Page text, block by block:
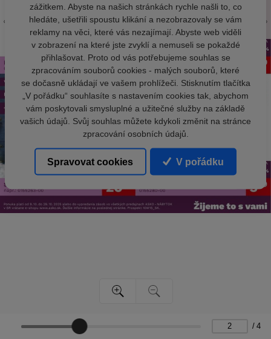
/ 4
zážitkem. Abyste na našich stránkách rychle našli to, co
hledáte, ušetřili spoustu klikání a nezobrazovaly se vám
reklamy na věci, které vás nezajímají. Abyste web viděli
v zobrazení na které jste zvyklí a nemuseli se pokaždé
přihlašovat. Proto od vás potřebujeme souhlas se
zpracováním souborů cookies - malých souborů, které
se dočasně ukládají ve vašem prohlížeči. Stisknutím tlačítka
„V pořádku“ souhlasíte s nastavením cookies tak, abychom
vám poskytovali smysluplné a užitečné služby na základě
vašich údajů. Svůj souhlas můžete kdykoli změnit na stránce
zpracování osobních údajů.
Spravovat cookies V pořádku